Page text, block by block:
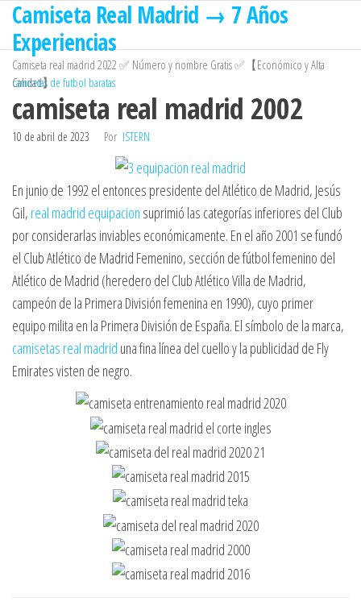
Saltar
contenido
Camiseta Real Madrid → 7 Años
Experiencias
Camiseta real madrid 2022 ✅ Número y nombre Gratis ✅【Económico y Alta
Calidad】
camisetas de futbol baratas
camiseta real madrid 2002
10 de abril de 2023 Por ISTERN
En junio de 1992 el entonces presidente del Atlético de Madrid, Jesús
Gil, real madrid equipacion suprimió las categorías inferiores del Club
por considerarlas inviables económicamente. En el año 2001 se fundó
el Club Atlético de Madrid Femenino, sección de fútbol femenino del
Atlético de Madrid (heredero del Club Atlético Villa de Madrid,
campeón de la Primera División femenina en 1990), cuyo primer
equipo milita en la Primera División de España. El símbolo de la marca,
camisetas real madrid una fina línea del cuello y la publicidad de Fly
Emirates visten de negro.